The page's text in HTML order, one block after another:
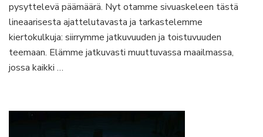
pysyttelevä päämäärä. Nyt otamme sivuaskeleen tästä
lineaarisesta ajattelutavasta ja tarkastelemme
kiertokulkuja: siirrymme jatkuvuuden ja toistuvuuden
teemaan. Elämme jatkuvasti muuttuvassa maailmassa,
jossa kaikki …